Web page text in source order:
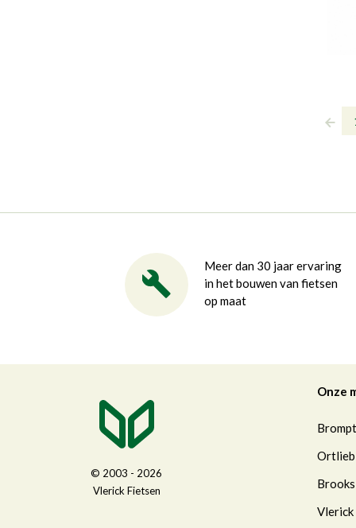
Meer dan 30 jaar ervaring
in het bouwen van fietsen
op maat
© 2003 - 2026
Vlerick Fietsen
Onze
Ortlieb
Brooks
Vlerick